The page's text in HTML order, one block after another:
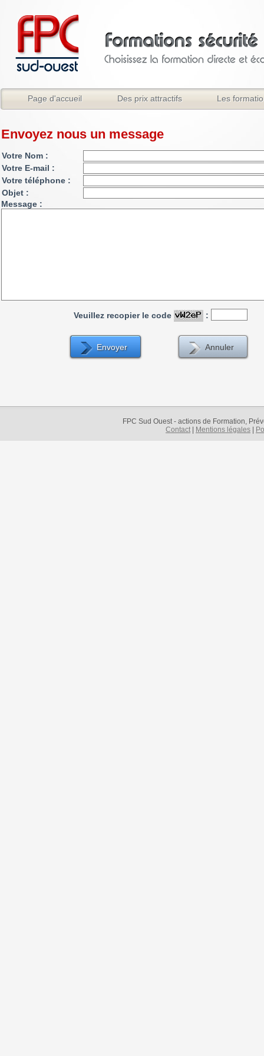
Page d'accueil Des prix attractifs Les
Envoyez nous un message
Votre Nom :
Votre E-mail :
Votre téléphone :
Objet :
Message :
Veuillez recopier le code :
FPC Sud Ouest - actions de Formation,
Contact | Mentions légales |